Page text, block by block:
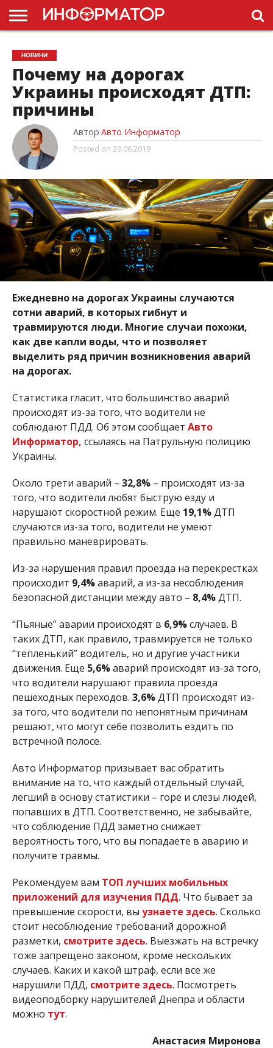
ГОЛОВНА
НОВИНИ
ПДР
УКРАЇНИ
РЕКЛАМА
ПРОЕКТЫ
НОВИНИ
Почему на дорогах
Украины происходят ДТП:
причины
Автор Авто Информатор
Posted on 26.06.2019
Ежедневно на дорогах Украины случаются
сотни аварий, в которых гибнут и
травмируются люди. Многие случаи похожи,
как две капли воды, что и позволяет
выделить ряд причин возникновения аварий
на дорогах.
Статистика гласит, что большинство аварий
происходят из-за того, что водители не
соблюдают ПДД. Об этом сообщает Авто
Информатор, ссылаясь на Патрульную полицию
Украины.
Около трети аварий – 32,8%– происходят из-за
того, что водители любят быструю езду и
нарушают скоростной режим. Еще 19,1%ДТП
случаются из-за того, водители не умеют
правильно маневрировать.
Из-за нарушения правил проезда на перекрестках
происходит 9,4%аварий, а из-за несоблюдения
безопасной дистанции между авто – 8,4%ДТП.
“Пьяные” аварии происходят в 6,9%случаев. В
таких ДТП, как правило, травмируется не только
“тепленький” водитель, но и другие участники
движения. Еще 5,6%аварий происходят из-за того,
что водители нарушают правила проезда
пешеходных переходов. 3,6%ДТП происходят из-
за того, что водители по непонятным причинам
решают, что могут себе позволить ездить по
встречной полосе.
Авто Информатор призывает вас обратить
внимание на то, что каждый отдельный случай,
легший в основу статистики – горе и слезы людей,
попавших в ДТП. Соответственно, не забывайте,
что соблюдение ПДД заметно снижает
вероятность того, что вы попадаете в аварию и
получите травмы.
Рекомендуем вам ТОП лучших мобильных
приложений для изучения ПДД. Что бывает за
превышение скорости, вы узнаете здесь. Сколько
стоит несоблюдение требований дорожной
разметки, смотрите здесь. Выезжать на встречку
тоже запрещено законом, кроме нескольких
случаев. Каких и какой штраф, если все же
нарушили ПДД, смотрите здесь. Посмотреть
видеоподборку нарушителей Днепра и области
можно тут.
Анастасия Миронова